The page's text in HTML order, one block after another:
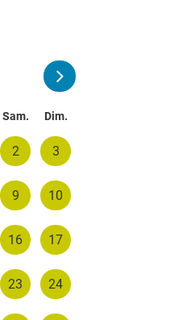
Sam. Dim.
2 3
9 10
16 17
23 24